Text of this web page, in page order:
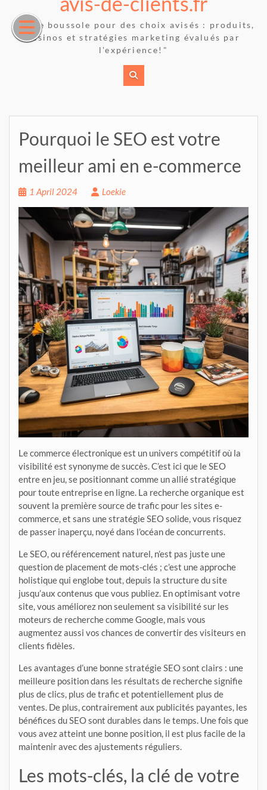
content
"Votre boussole pour des choix avisés : produits,
casinos et stratégies marketing évalués par
l'expérience!"
Pourquoi le SEO est votre
meilleur ami en e-commerce
1 April 2024 Loekie
Le commerce électronique est un univers compétitif où la
visibilité est synonyme de succès. C’est ici que le SEO
entre en jeu, se positionnant comme un allié stratégique
pour toute entreprise en ligne. La recherche organique est
souvent la première source de trafic pour les sites e-
commerce, et sans une stratégie SEO solide, vous risquez
de passer inaperçu, noyé dans l’océan de concurrents.
Le SEO, ou référencement naturel, n’est pas juste une
question de placement de mots-clés ; c’est une approche
holistique qui englobe tout, depuis la structure du site
jusqu’aux contenus que vous publiez. En optimisant votre
site, vous améliorez non seulement sa visibilité sur les
moteurs de recherche comme Google, mais vous
augmentez aussi vos chances de convertir des visiteurs en
clients fidèles.
Les avantages d’une bonne stratégie SEO sont clairs : une
meilleure position dans les résultats de recherche signifie
plus de clics, plus de trafic et potentiellement plus de
ventes. De plus, contrairement aux publicités payantes, les
bénéfices du SEO sont durables dans le temps. Une fois que
vous avez atteint une bonne position, il est plus facile de la
maintenir avec des ajustements réguliers.
Les mots-clés, la clé de votre